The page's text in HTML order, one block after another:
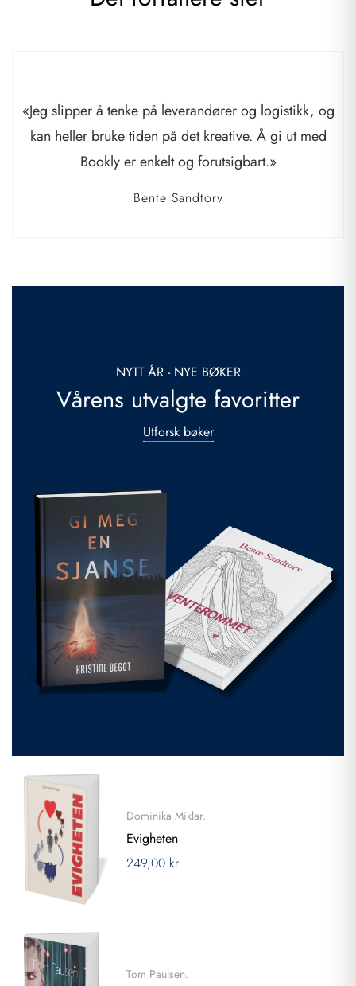
«Jeg slipper å tenke på leverandører og logistikk, og
kan heller bruke tiden på det kreative. Å gi ut med
Bookly er enkelt og forutsigbart.»
Bente Sandtorv
NYTT ÅR - NYE BØKER
Vårens utvalgte favoritter
Utforsk bøker
Dominika Miklar.
Evigheten
249,00 kr
Tom Paulsen.